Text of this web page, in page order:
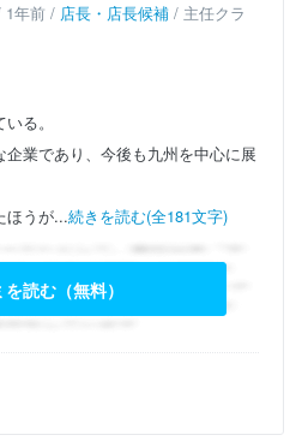
1年前 / 店長・店長候補 / 主任クラ
る。
業であり、今後も九州を中心に展
ほうが...続きを読む(全181文字)
読む（無料）